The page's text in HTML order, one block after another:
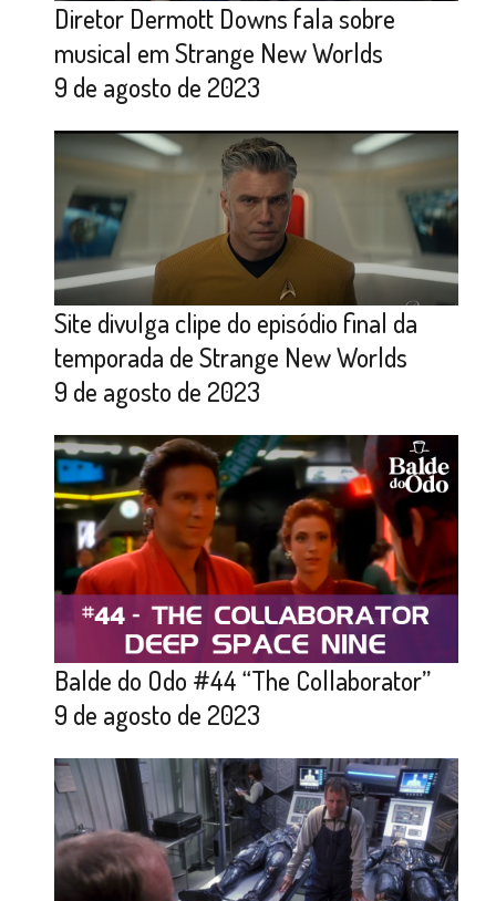
Diretor Dermott Downs fala sobre
musical em Strange New Worlds
9 de agosto de 2023
Site divulga clipe do episódio final da
temporada de Strange New Worlds
9 de agosto de 2023
Balde do Odo #44 “The Collaborator”
9 de agosto de 2023